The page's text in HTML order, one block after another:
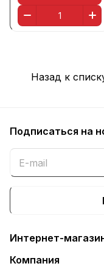
Назад к
Подписаться на
Интернет-
Компания